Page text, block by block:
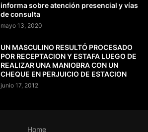
informa sobre atención presencial y vías
de consulta
mayo 13, 2020
UN MASCULINO RESULTÓ PROCESADO
POR RECEPTACION Y ESTAFA LUEGO DE
REALIZAR UNA MANIOBRA CON UN
CHEQUE EN PERJUICIO DE ESTACION
junio 17, 2012
Home